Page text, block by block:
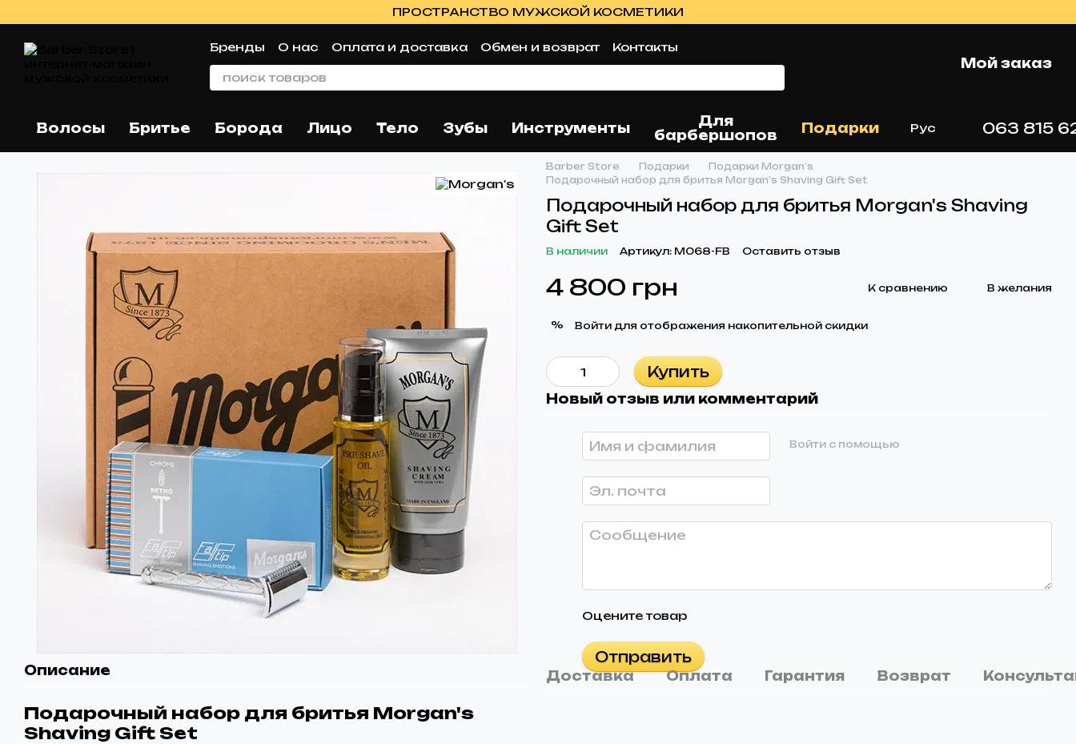
ПРОСТРАНСТВО МУЖСКОЙ КОСМЕТИКИ
Бренды О нас Оплата и доставка Обмен и возврат
Контакты
Пользовательское соглашение
Оферта Отзывы о магазине Блог Мой заказ
Волосы Бритье Борода Лицо Тело Зубы Инструменты
Для
барбершопов
Подарки Рус 063 815
Описание
Подарочный набор для бритья Morgan's
Shaving Gift Set
Barber Store Подарки
Подарки Morgan's
Подарочный набор для бритья Morgan's Shaving Gift Set
Подарочный набор для бритья Morgan's Shaving
Gift Set
В наличии Артикул: M068-FB Оставить отзыв
4 800 грн К сравнению В желания
% Войти для отображения накопительной скидки
Купить
Новый отзыв или комментарий
Войти с помощью
Оцените товар
Отправить
Доставка Оплата Гарантия Возврат